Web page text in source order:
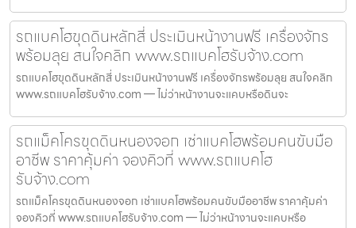
รถแบคโฮขุดดินหลักสี่ ประเมินหน้างานฟรี เครื่องจักร
พร้อมลุย สนใจคลิก www.รถแบคโฮรับจ้าง.com
รถแบคโฮขุดดินหลักสี่ ประเมินหน้างานฟรี เครื่องจักรพร้อมลุย สนใจคลิก
www.รถแบคโฮรับจ้าง.com — ไม่ว่าหน้างานจะแคบหรือดินจะ
รถแม็คโครขุดดินหนองจอก เช่าแบคโฮพร้อมคนขับมือ
อาชีพ ราคาคุ้มค่า จองคิวที่ www.รถแบคโฮ
รับจ้าง.com
รถแม็คโครขุดดินหนองจอก เช่าแบคโฮพร้อมคนขับมืออาชีพ ราคาคุ้มค่า
จองคิวที่ www.รถแบคโฮรับจ้าง.com — ไม่ว่าหน้างานจะแคบหรือ